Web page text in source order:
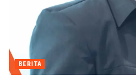
BERITA